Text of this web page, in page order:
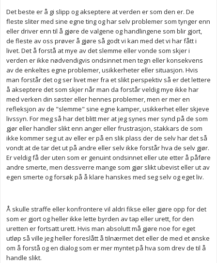
Det beste er å gi slipp og akseptere at verden er som den er. De
fleste sliter med sine egne ting og har selv problemer som tynger enn
eller driver enn til å gjøre de valgene og handlingene som blir gjort,
de fleste av oss prøver å gjøre så godt vi kan med det vi har fått i
livet. Det å forstå at mye av det slemme eller vonde som skjer i
verden er ikke nødvendigvis ondsinnet men tegn eller konsekvens
av de enkeltes egne problemer, usikkerheter eller situasjon. Hvis
man forstår det og ser livet mer fra et slikt perspektiv så er det lettere
å akseptere det som skjer når man da forstår veldig mye ikke har
med verken din søster eller hennes problemer, men er mer en
refleksjon av de "slemme" sine egne kamper, usikkerhet eller skjeve
livssyn. For meg så har det blitt mer at jeg synes mer synd på de som
gjør eller handler slikt enn anger eller frustrasjon, stakkars de som
ikke kommer seg ut av eller er på en slik plass der de selv har det så
vondt at de tar det ut på andre eller selv ikke forstår hva de selv gjør.
Er veldig få der uten som er genuint ondsinnet eller ute etter å påføre
andre smerte, men dessverre mange som gjør slikt ubevist eller ut av
egen smerte og forsøk på å klare hanskes med seg selv og eget liv.
Å skulle straffe eller konfrontere vil aldri fikse eller gjøre opp for det
som er gjort og heller ikke lette byrden av tap eller urett, for den
uretten er fortsatt urett. Hvis man absolutt må gjøre noe for eget
utløp så ville jeg heller foreslått å tilnærmet det eller de med et ønske
om å forstå og en dialog som er mer myntet på hva som drev de til å
handle slikt.